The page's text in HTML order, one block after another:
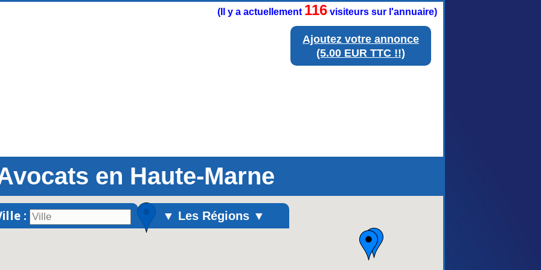
Ajoutez votre annonce
(5.00 EUR TTC !!)
(Il y a actuellement 116 visiteurs sur l'annuaire)
en Haute-Marne
: ▼ Les Régions ▼